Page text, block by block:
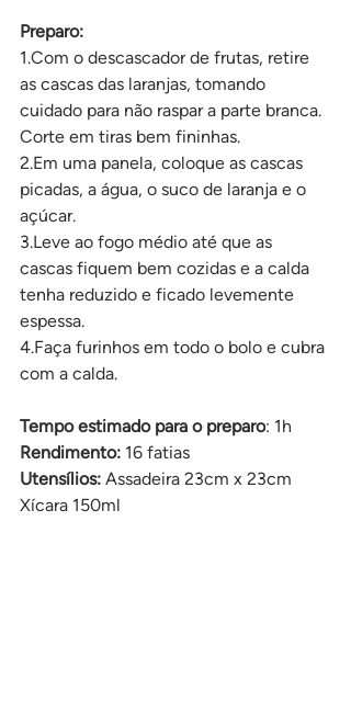
Preparo:
1.Com o descascador de frutas, retire
as cascas das laranjas, tomando
cuidado para não raspar a parte branca.
Corte em tiras bem fininhas.
2.Em uma panela, coloque as cascas
picadas, a água, o suco de laranja e o
açúcar.
3.Leve ao fogo médio até que as
cascas fiquem bem cozidas e a calda
tenha reduzido e ficado levemente
espessa.
4.Faça furinhos em todo o bolo e cubra
com a calda.
Tempo estimado para o preparo: 1h
Rendimento: 16 fatias
Utensílios: Assadeira 23cm x 23cm
Xícara 150ml